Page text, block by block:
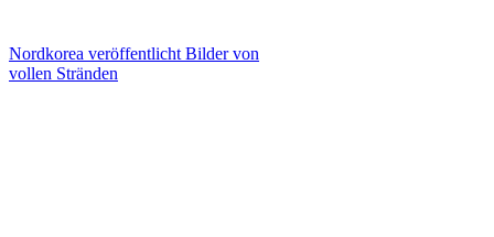
Nordkorea veröffentlicht Bilder von
vollen Stränden